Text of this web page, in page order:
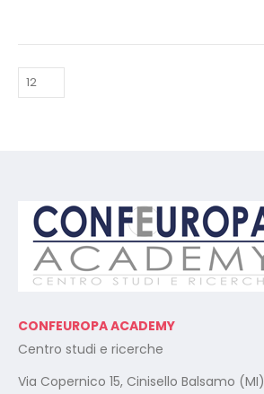
univoco di riconscimento.
CONFEUROPA ACADEMY
Centro studi e ricerche
Via Copernico 15, Cinisello Balsamo (MI)